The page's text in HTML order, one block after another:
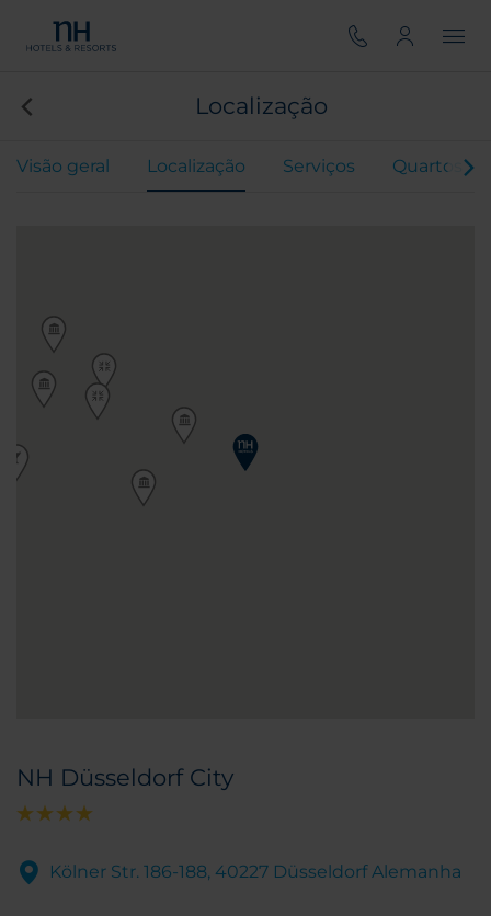
Localização
Visão geral Localização Serviços Quartos
NH Düsseldorf City
Kölner Str. 186-188, 40227 Düsseldorf Alemanha